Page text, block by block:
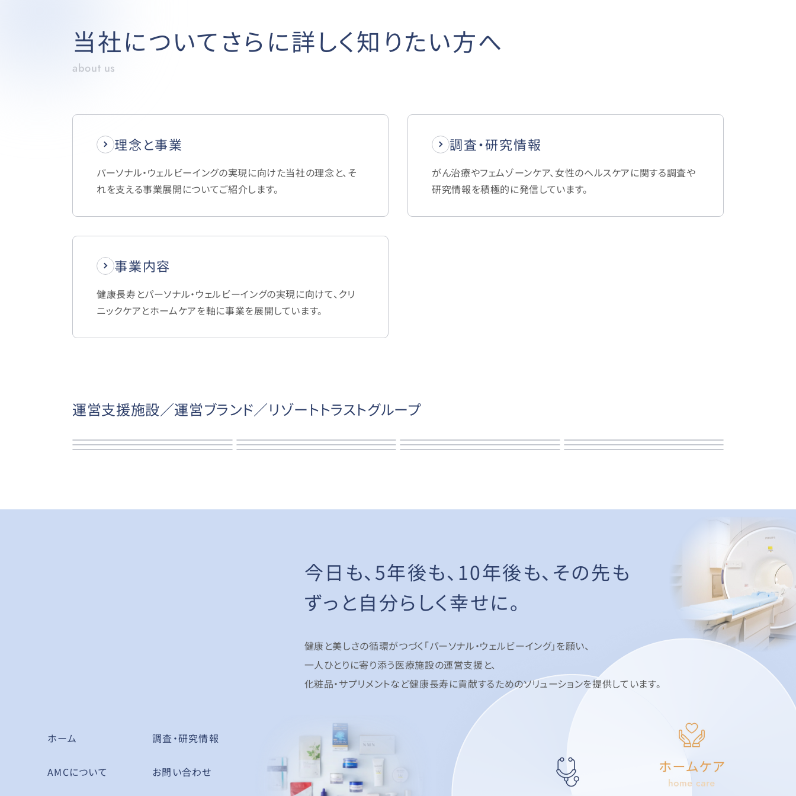
当社についてさらに詳しく知りたい方へ
about us
理念と事業
パーソナル・ウェルビーイングの実現に向けた当社の理念と、そ
れを支える事業展開についてご紹介します。
調査・研究情報
がん治療やフェムゾーンケア、女性のヘルスケアに関する調査や
研究情報を積極的に発信しています。
事業内容
健康長寿とパーソナル・ウェルビーイングの実現に向けて、クリ
ニックケアとホームケアを軸に事業を展開しています。
運営支援施設／運営ブランド／リゾートトラストグループ
今日も、5年後も、 10年後も、その先も
ずっと自分らしく幸せに。
健康と美しさの循環がつづく「パーソナル・ウェルビーイング」を願い、
一人ひとりに寄り添う医療施設の運営支援と、
化粧品・サプリメントなど健康長寿に貢献するためのソリューションを提供しています。
ホーム 調査・研究情報
AMCについて お問い合わせ